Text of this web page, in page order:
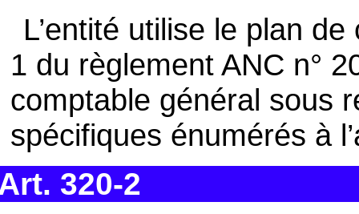
L’entité utilise le plan
1 du règlement ANC n°
comptable général sous
spécifiques énumérés à
320-2